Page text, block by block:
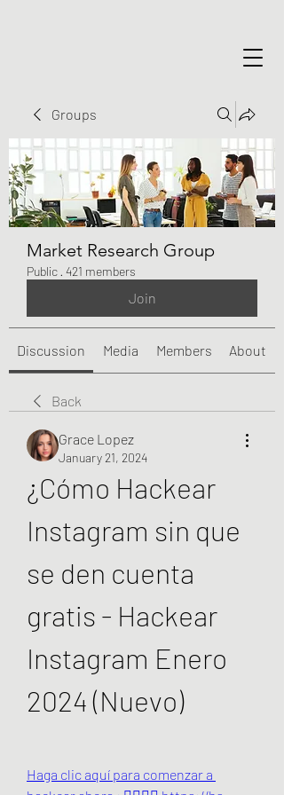
Groups
Market Research Group
Public · 421 members
Join
Discussion Media Members About
Back
Grace Lopez
January 21, 2024
¿Cómo Hackear
Instagram sin que
se den cuenta
gratis - Hackear
Instagram Enero
2024 (Nuevo)
Haga clic aquí para comenzar a